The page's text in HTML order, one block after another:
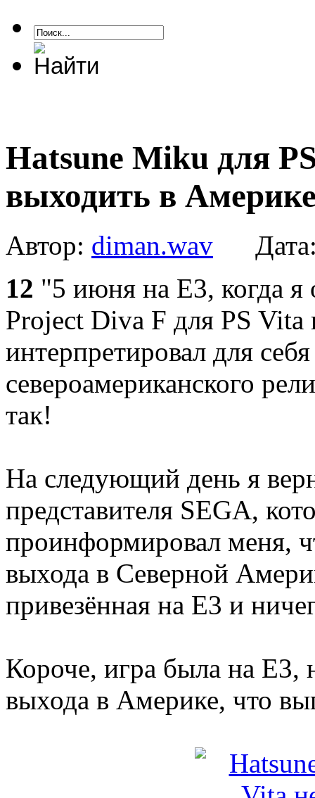
Hatsune Miku для
выходить в
Автор: diman.wav
12 "5 июня на Е3, когда
Project Diva F для PS Vita
интерпретировал для
североамериканского
так!
На следующий день я
представителя SEGA,
проинформировал меня,
выхода в Северной
привезённая на Е3 и
Короче, игра была на Е3,
выхода в Америке, что